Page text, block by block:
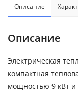
Описание
Описание
Электрическая
компактная
мощностью 9 кВт и